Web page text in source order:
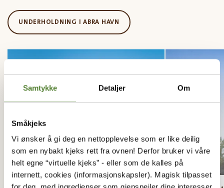
Samtykke Detaljer Om
Småkjeks
Vi ønsker å gi deg en nettopplevelse som er like deilig
som en nybakt kjeks rett fra ovnen! Derfor bruker vi våre
helt egne “virtuelle kjeks” - eller som de kalles på
internett, cookies (informasjonskapsler). Magisk tilpasset
UNDERHOLDNING I ABRA HAVN